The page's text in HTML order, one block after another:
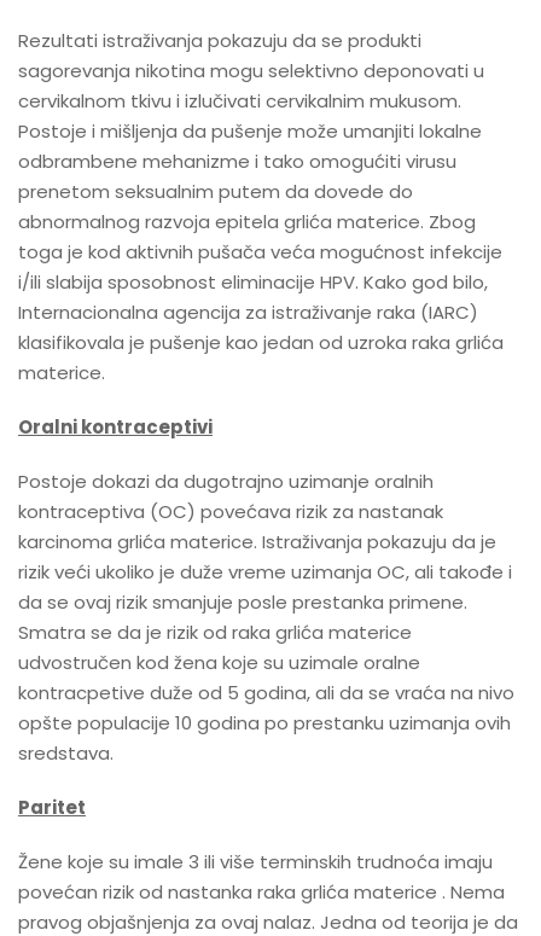
Rezultati istraživanja pokazuju da se produkti
sagorevanja nikotina mogu selektivno deponovati u
cervikalnom tkivu i izlučivati cervikalnim mukusom.
Postoje i mišljenja da pušenje može umanjiti lokalne
odbrambene mehanizme i tako omogućiti virusu
prenetom seksualnim putem da dovede do
abnormalnog razvoja epitela grlića materice. Zbog
toga je kod aktivnih pušača veća mogućnost infekcije
i/ili slabija sposobnost eliminacije HPV. Kako god bilo,
Internacionalna agencija za istraživanje raka (IARC)
klasifikovala je pušenje kao jedan od uzroka raka grlića
materice.
Oralni kontraceptivi
Postoje dokazi da dugotrajno uzimanje oralnih
kontraceptiva (OC) povećava rizik za nastanak
karcinoma grlića materice. Istraživanja pokazuju da je
rizik veći ukoliko je duže vreme uzimanja OC, ali takođe i
da se ovaj rizik smanjuje posle prestanka primene.
Smatra se da je rizik od raka grlića materice
udvostručen kod žena koje su uzimale oralne
kontracpetive duže od 5 godina, ali da se vraća na nivo
opšte populacije 10 godina po prestanku uzimanja ovih
sredstava.
Paritet
Žene koje su imale 3 ili više terminskih ​​trudnoća imaju
povećan rizik od nastanka raka grlića materice . Nema
pravog objašnjenja za ovaj nalaz. Jedna od teorija je da